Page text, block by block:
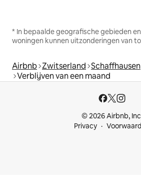
* In bepaalde geografische gebieden
woningen kunnen uitzonderingen van
Airbnb Zwitserland Schaffhausen
Verblijven van een maand
© 2026 Airbnb,
Privacy